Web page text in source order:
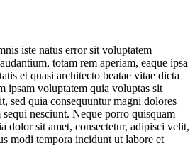
iste natus error sit voluptatem
totam rem aperiam, eaque ipsa
et quasi architecto beatae vitae dicta
ipsam voluptatem quia voluptas sit
sed quia consequuntur magni dolores
nesciunt. Neque porro quisquam
dolor sit amet, consectetur, adipisci velit,
modi tempora incidunt ut labore et